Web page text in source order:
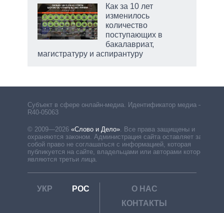
Как за 10 лет
изменилось
количество
поступающих в
бакалавриат,
магистратуру и аспирантуру
Субъект в сфере онлайн-медиа. Идентификатор медиа –
R40-05063
© 2009—2026 «Слово и Дело»
Все права защищены и
охраняются законом. Администрация сайта оставляет за
собой право не соглашаться с информацией, которая
публикуется на сайте, владельцами или авторами которой
являются третьи лица.
УКР РОС
О НАС
КОНТАКТЫ